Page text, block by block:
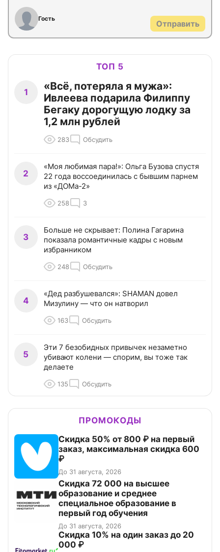
Гость
Отправить
ТОП 5
1
«Всё, потеряла я мужа»:
Ивлеева подарила Филиппу
Бегаку дорогущую лодку за
1,2 млн рублей
283 Обсудить
2
«Моя любимая пара!»: Ольга Бузова спустя
22 года воссоединилась с бывшим парнем
из «ДОМа-2»
258 3
3
Больше не скрывает: Полина Гагарина
показала романтичные кадры с новым
избранником
248 Обсудить
4
«Дед разбушевался»: SHAMAN довел
Мизулину — что он натворил
163 Обсудить
5
Эти 7 безобидных привычек незаметно
убивают колени — спорим, вы тоже так
делаете
135 Обсудить
ПРОМОКОДЫ
Скидка 50% от 800 ₽ на первый
заказ, максимальная скидка 600
₽
До 31 августа, 2026
Скидка 72 000 на высшее
образование и среднее
специальное образование в
первый год обучения
До 31 августа, 2026
Скидка 10% на один заказ до 20
000 ₽